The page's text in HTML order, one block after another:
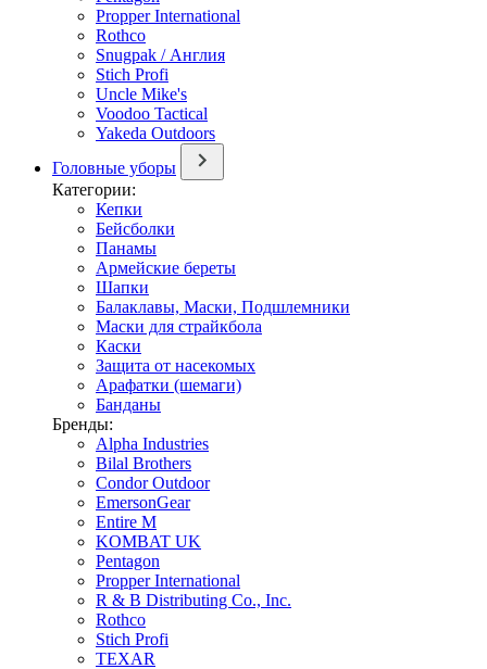
Propper International
Rothco
Snugpak / Англия
Stich Profi
Uncle Mike's
Voodoo Tactical
Yakeda Outdoors
Головные уборы
Категории:
Кепки
Бейсболки
Панамы
Армейские береты
Шапки
Балаклавы, Маски, Подшлемники
Маски для страйкбола
Каски
Защита от насекомых
Арафатки (шемаги)
Банданы
Бренды:
Alpha Industries
Bilal Brothers
Condor Outdoor
EmersonGear
Entire M
KOMBAT UK
Pentagon
Propper International
R & B Distributing Co., Inc.
Rothco
Stich Profi
TEXAR